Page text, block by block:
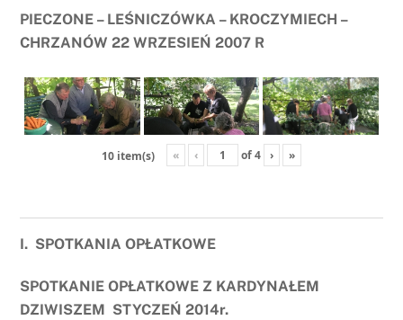
PIECZONE – LEŚNICZÓWKA – KROCZYMIECH –
CHRZANÓW 22 WRZESIEŃ 2007 R
10 item(s) « ‹ of4 › »
I. SPOTKANIA OPŁATKOWE
SPOTKANIE OPŁATKOWE Z KARDYNAŁEM
DZIWISZEM STYCZEŃ 2014r.